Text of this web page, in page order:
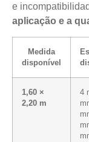
e
aplicação e a
Medida
disponível
1,60 ×
2,20 m
4